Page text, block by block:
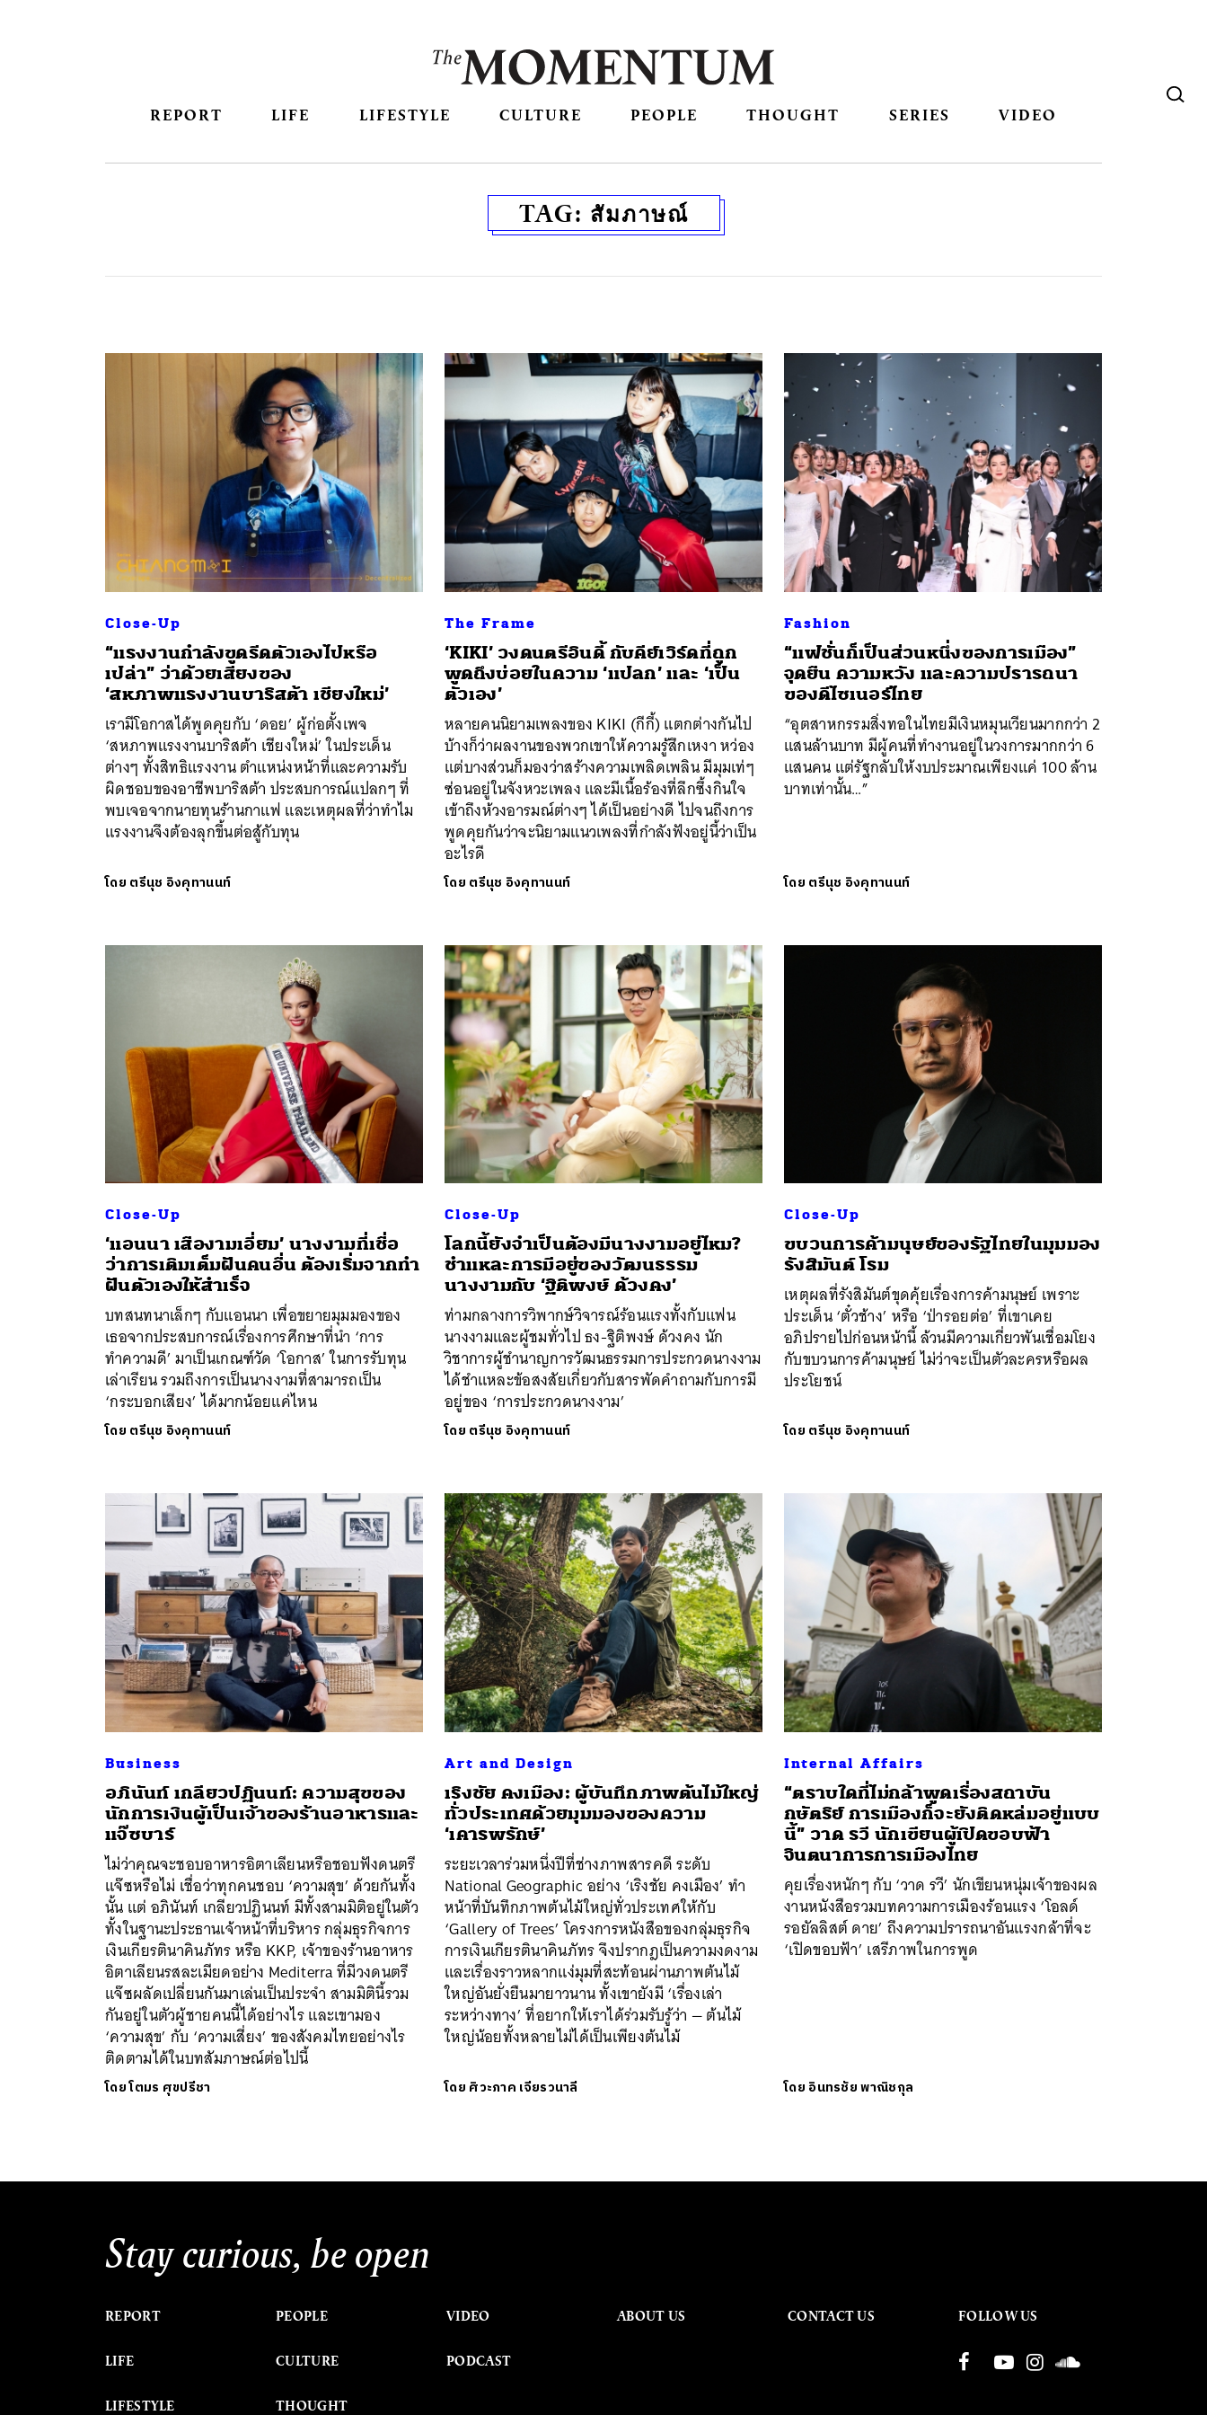
REPORT LIFE LIFESTYLE CULTURE PEOPLE THOUGHT SERIES VIDEO
TAG: สัมภาษณ์
Close-Up
“แรงงานกำลังขูดรีดตัวเองไปหรือ
เปล่า” ว่าด้วยเสียงของ
‘สหภาพแรงงานบาริสต้า เชียงใหม่’
เรามีโอกาสได้พูดคุยกับ ‘ดอย’ ผู้ก่อตั้งเพจ
‘สหภาพแรงงานบาริสต้า เชียงใหม่’ ในประเด็น
ต่างๆ ทั้งสิทธิแรงงาน ตำแหน่งหน้าที่และความรับ
ผิดชอบของอาชีพบาริสต้า ประสบการณ์แปลกๆ ที่
พบเจอจากนายทุนร้านกาแฟ และเหตุผลที่ว่าทำไม
แรงงานจึงต้องลุกขึ้นต่อสู้กับทุน
โดย ตรีนุช อิงคุทานนท์
The Frame
‘KIKI’ วงดนตรีอินดี้ กับคีย์เวิร์ดที่ถูก
พูดถึงบ่อยในความ ‘แปลก’ และ ‘เป็น
ตัวเอง’
หลายคนนิยามเพลงของ KIKI (กีกี้) แตกต่างกันไป
บ้างก็ว่าผลงานของพวกเขาให้ความรู้สึกเหงา หว่อง
แต่บางส่วนก็มองว่าสร้างความเพลิดเพลิน มีมุมเท่ๆ
ซ่อนอยู่ในจังหวะเพลง และมีเนื้อร้องที่ลึกซึ้งกินใจ
เข้าถึงห้วงอารมณ์ต่างๆ ได้เป็นอย่างดี ไปจนถึงการ
พูดคุยกันว่าจะนิยามแนวเพลงที่กำลังฟังอยู่นี้ว่าเป็น
อะไรดี
โดย ตรีนุช อิงคุทานนท์
Fashion
“แฟชั่นก็เป็นส่วนหนึ่งของการเมือง”
จุดยืน ความหวัง และความปรารถนา
ของดีไซเนอร์ไทย
“อุตสาหกรรมสิ่งทอในไทยมีเงินหมุนเวียนมากกว่า 2
แสนล้านบาท มีผู้คนที่ทำงานอยู่ในวงการมากกว่า 6
แสนคน แต่รัฐกลับให้งบประมาณเพียงแค่ 100 ล้าน
บาทเท่านั้น…”
โดย ตรีนุช อิงคุทานนท์
Close-Up
‘แอนนา เสืองามเอี่ยม’ นางงามที่เชื่อ
ว่าการเติมเต็มฝันคนอื่น ต้องเริ่มจากทำ
ฝันตัวเองให้สำเร็จ
บทสนทนาเล็กๆ กับแอนนา เพื่อขยายมุมมองของ
เธอจากประสบการณ์เรื่องการศึกษาที่นำ ‘การ
ทำความดี’ มาเป็นเกณฑ์วัด ‘โอกาส’ ในการรับทุน
เล่าเรียน รวมถึงการเป็นนางงามที่สามารถเป็น
‘กระบอกเสียง’ ได้มากน้อยแค่ไหน
โดย ตรีนุช อิงคุทานนท์
Close-Up
โลกนี้ยังจำเป็นต้องมีนางงามอยู่ไหม?
ชำแหละการมีอยู่ของวัฒนธรรม
นางงามกับ ‘ฐิติพงษ์ ด้วงคง’
ท่ามกลางการวิพากษ์วิจารณ์ร้อนแรงทั้งกับแฟน
นางงามและผู้ชมทั่วไป ธง-ฐิติพงษ์ ด้วงคง นัก
วิชาการผู้ชำนาญการวัฒนธรรมการประกวดนางงาม
ได้ชำแหละข้อสงสัยเกี่ยวกับสารพัดคำถามกับการมี
อยู่ของ ‘การประกวดนางงาม’
โดย ตรีนุช อิงคุทานนท์
Close-Up
ขบวนการค้ามนุษย์ของรัฐไทยในมุมมอง
รังสิมันต์ โรม
เหตุผลที่รังสิมันต์ขุดคุ้ยเรื่องการค้ามนุษย์ เพราะ
ประเด็น ‘ตั๋วช้าง’ หรือ ‘ป่ารอยต่อ’ ที่เขาเคย
อภิปรายไปก่อนหน้านี้ ล้วนมีความเกี่ยวพันเชื่อมโยง
กับขบวนการค้ามนุษย์ ไม่ว่าจะเป็นตัวละครหรือผล
ประโยชน์
โดย ตรีนุช อิงคุทานนท์
Business
อภินันท์ เกลียวปฏินนท์: ความสุขของ
นักการเงินผู้เป็นเจ้าของร้านอาหารและ
แจ๊ซบาร์
ไม่ว่าคุณจะชอบอาหารอิตาเลียนหรือชอบฟังดนตรี
แจ๊ซหรือไม่ เชื่อว่าทุกคนชอบ ‘ความสุข’ ด้วยกันทั้ง
นั้น แต่ อภินันท์ เกลียวปฏินนท์ มีทั้งสามมิติอยู่ในตัว
ทั้งในฐานะประธานเจ้าหน้าที่บริหาร กลุ่มธุรกิจการ
เงินเกียรตินาคินภัทร หรือ KKP, เจ้าของร้านอาหาร
อิตาเลียนรสละเมียดอย่าง Mediterra ที่มีวงดนตรี
แจ๊ซผลัดเปลี่ยนกันมาเล่นเป็นประจำ สามมิตินี้รวม
กันอยู่ในตัวผู้ชายคนนี้ได้อย่างไร และเขามอง
‘ความสุข’ กับ ‘ความเสี่ยง’ ของสังคมไทยอย่างไร
ติดตามได้ในบทสัมภาษณ์ต่อไปนี้
โดยโตมร ศุขปรีชา
Art and Design
เริงชัย คงเมือง: ผู้บันทึกภาพต้นไม้ใหญ่
ทั่วประเทศด้วยมุมมองของความ
‘เคารพรักษ์’
ระยะเวลาร่วมหนึ่งปีที่ช่างภาพสารคดี ระดับ
National Geographic อย่าง ‘เริงชัย คงเมือง’ ทำ
หน้าที่บันทึกภาพต้นไม้ใหญ่ทั่วประเทศให้กับ
‘Gallery of Trees’ โครงการหนังสือของกลุ่มธุรกิจ
การเงินเกียรตินาคินภัทร จึงปรากฎเป็นความงดงาม
และเรื่องราวหลากแง่มุมที่สะท้อนผ่านภาพต้นไม้
ใหญ่อันยั่งยืนมายาวนาน ทั้งเขายังมี ‘เรื่องเล่า
ระหว่างทาง’ ที่อยากให้เราได้ร่วมรับรู้ว่า — ต้นไม้
ใหญ่น้อยทั้งหลายไม่ได้เป็นเพียงต้นไม้
โดย ศิวะภาค เจียรวนาลี
Internal Affairs
“ตราบใดที่ไม่กล้าพูดเรื่องสถาบัน
กษัตริย์ การเมืองก็จะยังติดหล่มอยู่แบบ
นี้” วาด รวี นักเขียนผู้เปิดขอบฟ้า
จินตนาการการเมืองไทย
คุยเรื่องหนักๆ กับ ‘วาด รวี’ นักเขียนหนุ่มเจ้าของผล
งานหนังสือรวมบทความการเมืองร้อนแรง ‘โอลด์
รอยัลลิสต์ ดาย’ ถึงความปรารถนาอันแรงกล้าที่จะ
‘เปิดขอบฟ้า’ เสรีภาพในการพูด
โดย อินทรชัย พาณิชกุล
Stay curious, be open
REPORT
LIFE
LIFESTYLE
PEOPLE
CULTURE
THOUGHT
VIDEO
PODCAST
ABOUT US CONTACT US FOLLOW US
SHARE TWEET LINE EMAIL